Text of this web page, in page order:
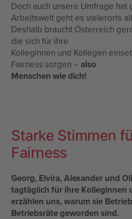
Doch auch unsere Umfrage hat
Arbeitswelt geht es vielerorts
Deshalb braucht Österreich
die sich für ihre
Kolleginnen und Kollegen
Fairness sorgen –also
Menschen wie dich!
Starke Stimmen
Fairness
Georg, Elvira, Alexander und
tagtäglich für ihre Kolleginnen
erzählen uns, warum sie
Betriebsräte geworden sind.